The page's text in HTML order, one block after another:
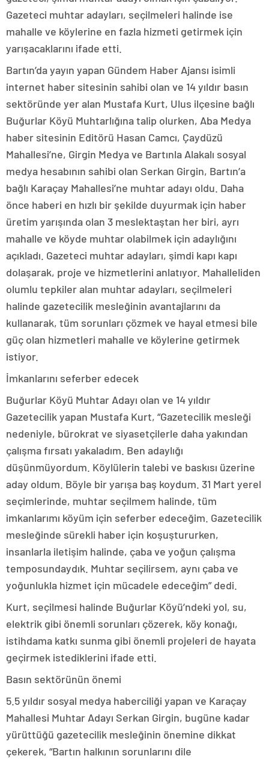
Gazeteci muhtar adayları, seçilmeleri halinde ise
mahalle ve köylerine en fazla hizmeti getirmek için
yarışacaklarını ifade etti.
Bartın’da yayın yapan Gündem Haber Ajansı isimli
internet haber sitesinin sahibi olan ve 14 yıldır basın
sektöründe yer alan Mustafa Kurt, Ulus ilçesine bağlı
Buğurlar Köyü Muhtarlığına talip olurken, Aba Medya
haber sitesinin Editörü Hasan Camcı, Çaydüzü
Mahallesi’ne, Girgin Medya ve Bartınla Alakalı sosyal
medya hesabının sahibi olan Serkan Girgin, Bartın’a
bağlı Karaçay Mahallesi’ne muhtar adayı oldu. Daha
önce haberi en hızlı bir şekilde duyurmak için haber
üretim yarışında olan 3 meslektaştan her biri, ayrı
mahalle ve köyde muhtar olabilmek için adaylığını
açıkladı. Gazeteci muhtar adayları, şimdi kapı kapı
dolaşarak, proje ve hizmetlerini anlatıyor. Mahalleliden
olumlu tepkiler alan muhtar adayları, seçilmeleri
halinde gazetecilik mesleğinin avantajlarını da
kullanarak, tüm sorunları çözmek ve hayal etmesi bile
güç olan hizmetleri mahalle ve köylerine getirmek
istiyor.
İmkanlarını seferber edecek
Buğurlar Köyü Muhtar Adayı olan ve 14 yıldır
Gazetecilik yapan Mustafa Kurt, “Gazetecilik mesleği
nedeniyle, bürokrat ve siyasetçilerle daha yakından
çalışma fırsatı yakaladım. Ben adaylığı
düşünmüyordum. Köylülerin talebi ve baskısı üzerine
aday oldum. Böyle bir yarışa baş koydum. 31 Mart yerel
seçimlerinde, muhtar seçilmem halinde, tüm
imkanlarımı köyüm için seferber edeceğim. Gazetecilik
mesleğinde sürekli haber için koşuştururken,
insanlarla iletişim halinde, çaba ve yoğun çalışma
temposundaydık. Muhtar seçilirsem, aynı çaba ve
yoğunlukla hizmet için mücadele edeceğim” dedi.
Kurt, seçilmesi halinde Buğurlar Köyü’ndeki yol, su,
elektrik gibi önemli sorunları çözerek, köy konağı,
istihdama katkı sunma gibi önemli projeleri de hayata
geçirmek istediklerini ifade etti.
Basın sektörünün önemi
5.5 yıldır sosyal medya haberciliği yapan ve Karaçay
Mahallesi Muhtar Adayı Serkan Girgin, bugüne kadar
yürüttüğü gazetecilik mesleğinin önemine dikkat
çekerek, “Bartın halkının sorunlarını dile